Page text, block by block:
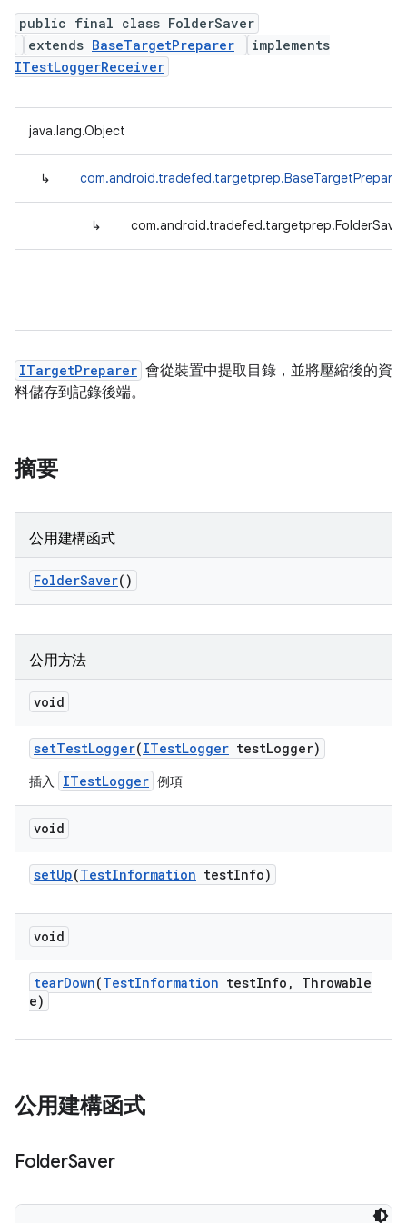
public final class FolderSaver
extends BaseTargetPreparer
implements
ITestLoggerReceiver
java.lang.Object
↳ com.android.tradefed.targetprep.BaseTargetPreparer
↳ com.android.tradefed.targetprep.FolderSaver
ITargetPreparer 會從裝置中提取目錄，並將壓縮後的資
料儲存到記錄後端。
摘要
公用建構函式
FolderSaver()
公用方法
void
setTestLogger(ITestLogger testLogger)
插入 ITestLogger 例項
void
setUp(TestInformation testInfo)
void
tearDown(TestInformation testInfo ,
Throwable
e)
公用建構函式
FolderSaver